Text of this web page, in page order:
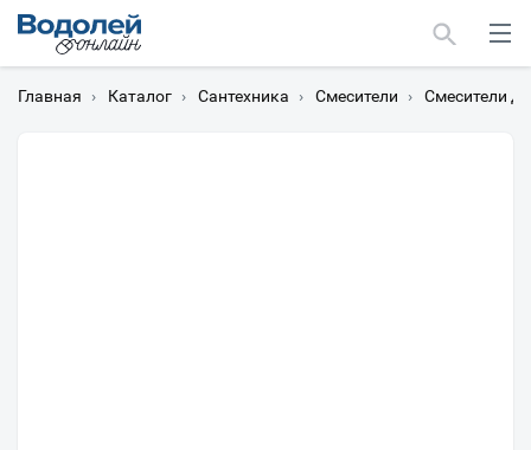
Главная › Каталог › Сантехника › Смесители › Смесители